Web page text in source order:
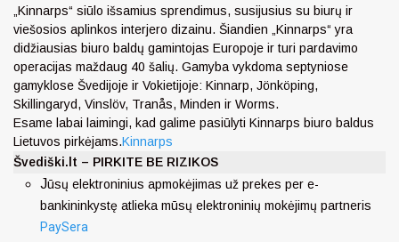
„Kinnarps“ siūlo išsamius sprendimus, susijusius su biurų ir
viešosios aplinkos interjero dizainu. Šiandien „Kinnarps“ yra
didžiausias biuro baldų gamintojas Europoje ir turi pardavimo
operacijas maždaug 40 šalių. Gamyba vykdoma septyniose
gamyklose Švedijoje ir Vokietijoje: Kinnarp, Jönköping,
Skillingaryd, Vinslöv, Tranås, Minden ir Worms.
Esame labai laimingi, kad galime pasiūlyti Kinnarps biuro baldus
Lietuvos pirkėjams.Kinnarps
Švediški.lt – PIRKITE BE RIZIKOS
Jūsų elektroninius apmokėjimas už prekes per e-
bankininkystę atlieka mūsų elektroninių mokėjimų partneris
PaySera